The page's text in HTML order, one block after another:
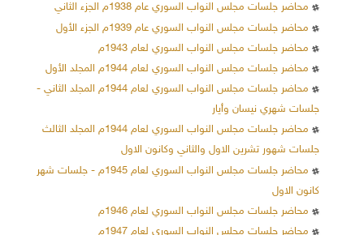
محاضر جلسات مجلس النواب السوري عام 1938م الجزء الثاني
محاضر جلسات مجلس النواب السوري عام 1939م الجزء الأول
محاضر جلسات مجلس النواب السوري لعام 1943م
محاضر جلسات مجلس النواب السوري لعام 1944م المجلد الأول
محاضر جلسات مجلس النواب السوري لعام 1944م المجلد الثاني -
جلسات شهري نيسان وأيار
محاضر جلسات مجلس النواب السوري لعام 1944م المجلد الثالث
جلسات شهور تشرين الاول والثاني وكانون الاول
محاضر جلسات مجلس النواب السوري لعام 1945م - جلسات شهر
كانون الاول
محاضر جلسات مجلس النواب السوري لعام 1946م
محاضر جلسات مجلس النواب السوري لعام 1947م